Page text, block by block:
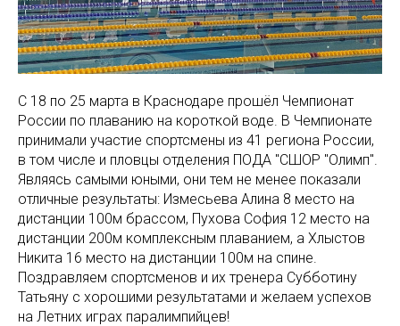
С 18 по 25 марта в Краснодаре прошёл Чемпионат
России по плаванию на короткой воде. В Чемпионате
принимали участие спортсмены из 41 региона России,
в том числе и пловцы отделения ПОДА "СШОР "Олимп".
Являясь самыми юными, они тем не менее показали
отличные результаты: Измесьева Алина 8 место на
дистанции 100м брассом, Пухова София 12 место на
дистанции 200м комплексным плаванием, а Хлыстов
Никита 16 место на дистанции 100м на спине.
Поздравляем спортсменов и их тренера Субботину
Татьяну с хорошими результатами и желаем успехов
на Летних играх паралимпийцев!